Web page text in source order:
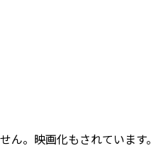
ん。映画化もされています。